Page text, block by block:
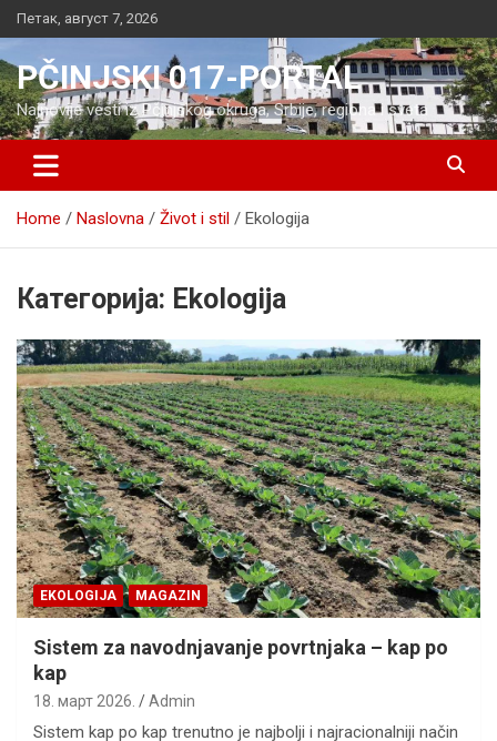
Skip
to
content
Петак, август 7, 2026
PČINJSKI 017-PORTAL
Najnovije vesti iz Pčinjskog okruga, Srbije, regiona i sveta
Home Naslovna Život i stil Ekologija
Категорија: Ekologija
EKOLOGIJA MAGAZIN
Sistem za navodnjavanje povrtnjaka – kap po
kap
18. март 2026. Admin
Sistem kap po kap trenutno je najbolji i najracionalniji način